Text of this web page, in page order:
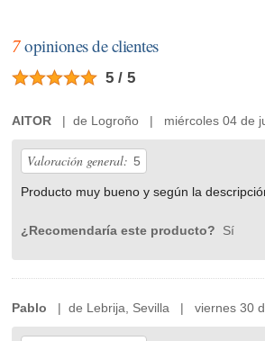
7opiniones de clientes
5 / 5
AITOR | de Logroño | miércoles 04 de
Valoración general: 5
Producto muy bueno y según la
¿Recomendaría este producto? Sí
Pablo | de Lebrija, Sevilla | viernes 30